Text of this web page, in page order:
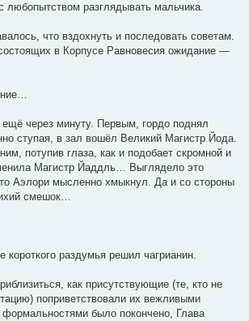
любопытством разглядывать мальчика.
что вздохнуть и последовать советам.
в Корпусе Равновесия ожидание —
через минуту. Первым, гордо поднял
ступая, в зал вошёл Великий Магистр Йода.
потупив глаза, как и подобает скромной и
Магистр Йаддль… Выглядело это
Аэлори мысленно хмыкнул. Да и со стороны
смешок…
короткого раздумья решил чагрианин.
как присутствующие (те, кто не
поприветствовали их вежливыми
формальностями было покончено, Глава